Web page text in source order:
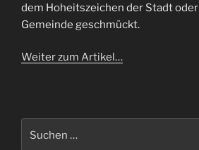
dem Hoheitszeichen der Stadt oder
Gemeinde geschmückt.
Weiter zum Artikel…